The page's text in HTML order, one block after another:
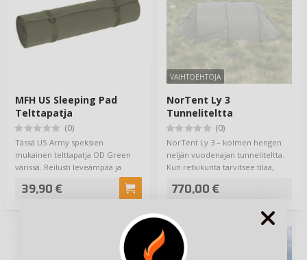
MFH US Sleeping Pad
Telttapatja
(0)
Tässä US Army speksien
mukainen telttapatja OD Green
värissä. Reilusti leveämpää ja
39,90 €
VAIHTOEHTOJA
NorTent Ly 3
Tunneliteltta
(0)
NorTent Ly 3 – kolmen hengen
neljän vuodenajan tunneliteltta.
Kun retkikunta tarvitsee tilaa,
770,00 €